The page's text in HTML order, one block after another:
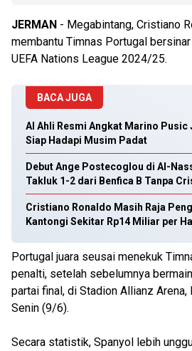
JERMAN - Megabintang, Cristiano
membantu Timnas Portugal
UEFA Nations League 2024/25.
BACA JUGA
Al Ahli Resmi Angkat Marino Pusic
Siap Hadapi Musim Padat
Debut Ange Postecoglou di Al-
Takluk 1-2 dari Benfica B Tanpa
Cristiano Ronaldo Masih Raja
Kantongi Sekitar Rp14 Miliar per
Portugal juara seusai menekuk
penalti, setelah sebelumnya
partai final, di Stadion Allianz Arena,
Senin (9/6).
Secara statistik, Spanyol lebih